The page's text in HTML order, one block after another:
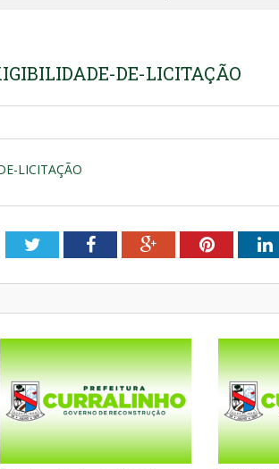
DE-LICITAÇÃO
LICITAÇÃO
TwitterFacebookGoogle+Pinterest